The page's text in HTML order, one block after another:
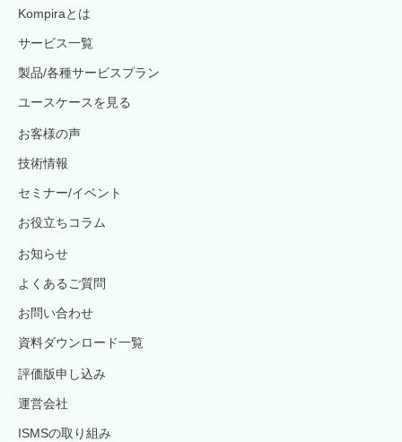
Kompiraとは
サービス一覧
製品/各種サービスプラン
ユースケースを見る
お客様の声
技術情報
セミナー/イベント
お役立ちコラム
お知らせ
よくあるご質問
お問い合わせ
資料ダウンロード一覧
評価版申し込み
運営会社
ISMSの取り組み